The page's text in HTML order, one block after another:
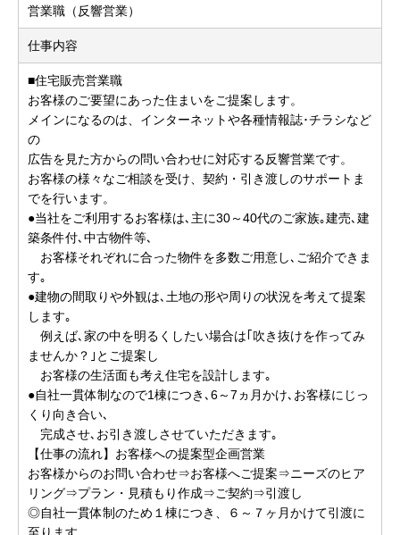
営業職（反響営業）
仕事内容
■住宅販売営業職
お客様のご要望にあった住まいをご提案します。
メインになるのは、インターネットや各種情報誌･チラシなど
の
広告を見た方からの問い合わせに対応する反響営業です。
お客様の様々なご相談を受け、契約・引き渡しのサポートま
でを行います。
●当社をご利用するお客様は､主に30～40代のご家族｡建売､建
築条件付､中古物件等､
お客様それぞれに合った物件を多数ご用意し､ご紹介できま
す｡
●建物の間取りや外観は､土地の形や周りの状況を考えて提案
します｡
例えば､家の中を明るくしたい場合は｢吹き抜けを作ってみ
ませんか？｣とご提案し
お客様の生活面も考え住宅を設計します｡
●自社一貫体制なので1棟につき､6～7ヵ月かけ､お客様にじっ
くり向き合い､
完成させ､お引き渡しさせていただきます｡
【仕事の流れ】お客様への提案型企画営業
お客様からのお問い合わせ⇒お客様へご提案⇒ニーズのヒア
リング⇒プラン・見積もり作成⇒ご契約⇒引渡し
◎自社一貫体制のため１棟につき、６～７ヶ月かけて引渡に